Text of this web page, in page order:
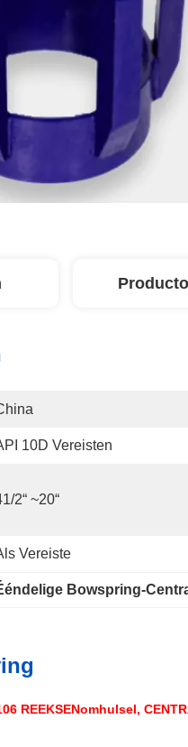
10D Vereisten
2“ ~20“
Vereiste
Bowspring-
REEKSENomhulsel,